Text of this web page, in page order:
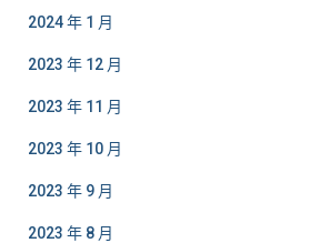
2024 年 1 月
2023 年 12 月
2023 年 11 月
2023 年 10 月
2023 年 9 月
2023 年 8 月